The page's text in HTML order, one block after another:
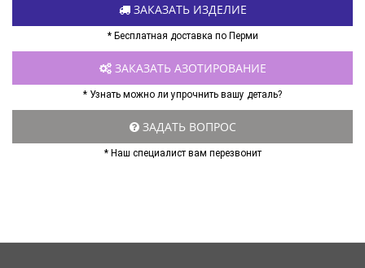
ЗАКАЗАТЬ ИЗДЕЛИЕ
* Бесплатная доставка по Перми
ЗАКАЗАТЬ АЗОТИРОВАНИЕ
* Узнать можно ли упрочнить вашу деталь?
ЗАДАТЬ ВОПРОС
* Наш специалист вам перезвонит